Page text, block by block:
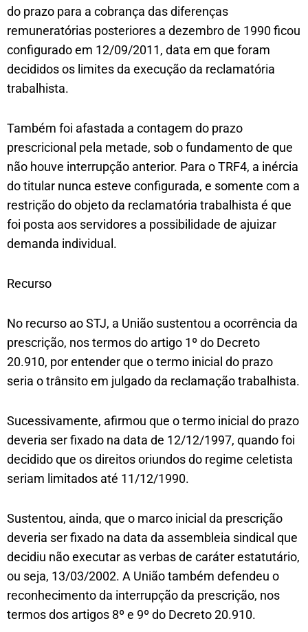
do prazo para a cobrança das diferenças
remuneratórias posteriores a dezembro de 1990 ficou
configurado em 12/09/2011, data em que foram
decididos os limites da execução da reclamatória
trabalhista.
Também foi afastada a contagem do prazo
prescricional pela metade, sob o fundamento de que
não houve interrupção anterior. Para o TRF4, a inércia
do titular nunca esteve configurada, e somente com a
restrição do objeto da reclamatória trabalhista é que
foi posta aos servidores a possibilidade de ajuizar
demanda individual.
Recurso
No recurso ao STJ, a União sustentou a ocorrência da
prescrição, nos termos do artigo 1º do Decreto
20.910, por entender que o termo inicial do prazo
seria o trânsito em julgado da reclamação trabalhista.
Sucessivamente, afirmou que o termo inicial do prazo
deveria ser fixado na data de 12/12/1997, quando foi
decidido que os direitos oriundos do regime celetista
seriam limitados até 11/12/1990.
Sustentou, ainda, que o marco inicial da prescrição
deveria ser fixado na data da assembleia sindical que
decidiu não executar as verbas de caráter estatutário,
ou seja, 13/03/2002. A União também defendeu o
reconhecimento da interrupção da prescrição, nos
termos dos artigos 8º e 9º do Decreto 20.910.